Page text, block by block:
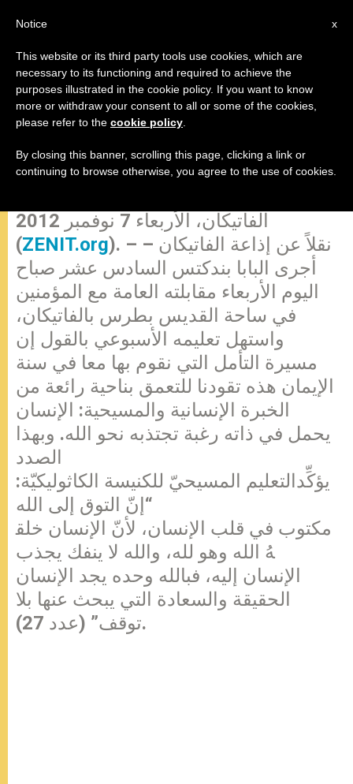
في مقابلته العامة مع المؤمنين البابا
بندكتس السادس عشر يتحدث عن
توق الإنسان إلى الله
الفاتيكان، الأربعاء 7 نوفمبر 2012
(ZENIT.org). – نقلاً عن إذاعة الفاتيكان –
أجرى البابا بندكتس السادس عشر صباح
اليوم الأربعاء مقابلته العامة مع المؤمنين
في ساحة القديس بطرس بالفاتيكان،
واستهل تعليمه الأسبوعي بالقول إن
مسيرة التأمل التي نقوم بها معا في سنة
الإيمان هذه تقودنا للتعمق بناحية رائعة من
الخبرة الإنسانية والمسيحية: الإنسان
يحمل في ذاته رغبة تجتذبه نحو الله. وبهذا
الصدد
يؤكِّدالتعليم المسيحيّ للكنيسة الكاثوليكيّة:
“إنّ التوق إلى الله
مكتوب في قلب الإنسان، لأنّ الإنسان خلق
هُ الله وهو لله، والله لا ينفك يجذب
الإنسان إليه، فبالله وحده يجد الإنسان
الحقيقة والسعادة التي يبحث عنها بلا
توقف” (عدد 27).
x
Notice
This website or its third party tools use cookies, which are
necessary to its functioning and required to achieve the
purposes illustrated in the cookie policy. If you want to know
more or withdraw your consent to all or some of the cookies,
please refer to the cookie policy
By closing this banner, scrolling this page, clicking a link or
continuing to browse otherwise, you agree to the use of cookies.